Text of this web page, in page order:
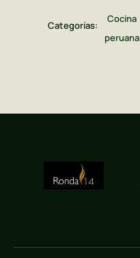
Categorías:
Cocina
peruana